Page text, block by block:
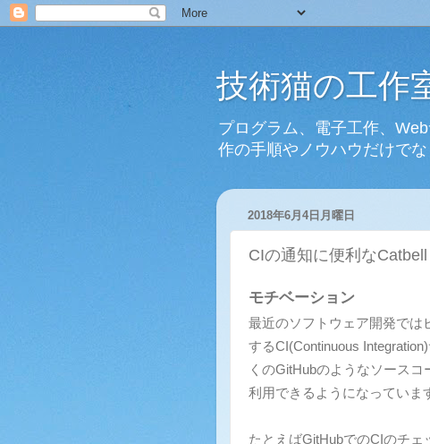
技術猫の工作
プログラム、電子工作、
作の手順やノウハウだけで
2018年6月4日月曜日
CIの通知に便利な
モチベーション
最近のソフトウェア開発では
するCI(Continuous
くのGitHubのようなソース
利用できるようになっていま
たとえばGitHubでのCIのチェ